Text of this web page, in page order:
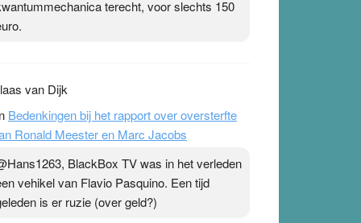
terecht, voor slechts 150
van Dijk
Bedenkingen bij het rapport over oversterfte
Ronald Meester en Marc Jacobs
BlackBox TV was in het verleden
vehikel van Flavio Pasquino. Een tijd
is er ruzie (over geld?)